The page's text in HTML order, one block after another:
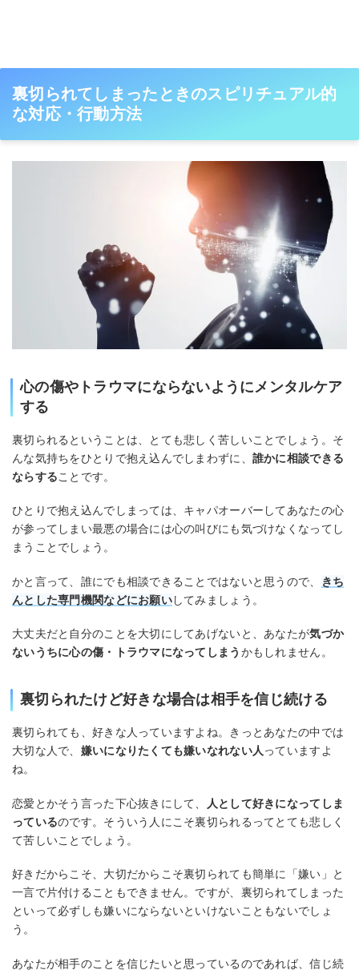
裏切られてしまったときのスピリチュアル的
な対応・行動方法
心の傷やトラウマにならないようにメンタルケア
する
裏切られるということは、とても悲しく苦しいことでしょう。そ
んな気持ちをひとりで抱え込んでしまわずに、 誰かに相談できる
ならすることです。
ひとりで抱え込んでしまっては、キャパオーバーしてあなたの心
が参ってしまい最悪の場合には心の叫びにも気づけなくなってし
まうことでしょう。
かと言って、誰にでも相談できることではないと思うので、
きち
んとした専門機関などにお願いしてみましょう。
大丈夫だと自分のことを大切にしてあげないと、あなたが気づか
ないうちに心の傷・トラウマになってしまう かもしれません。
裏切られたけど好きな場合は相手を信じ続ける
裏切られても、好きな人っていますよね。きっとあなたの中では
大切な人で、 嫌いになりたくても嫌いなれない人っていますよ
ね。
恋愛とかそう言った下心抜きにして、
人として好きになってしま
っているのです。そういう人にこそ裏切られるってとても悲しく
て苦しいことでしょう。
好きだからこそ、大切だからこそ裏切られても簡単に「嫌い」と
一言で片付けることもできません。ですが、裏切られてしまった
といって必ずしも嫌いにならないといけないこともないでしょ
う。
あなたが相手のことを信じたいと思っているのであれば、信じ続